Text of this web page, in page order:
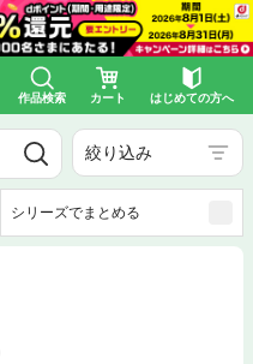
作品検索 カート はじめての方へ
絞り込み
シリーズでまとめる